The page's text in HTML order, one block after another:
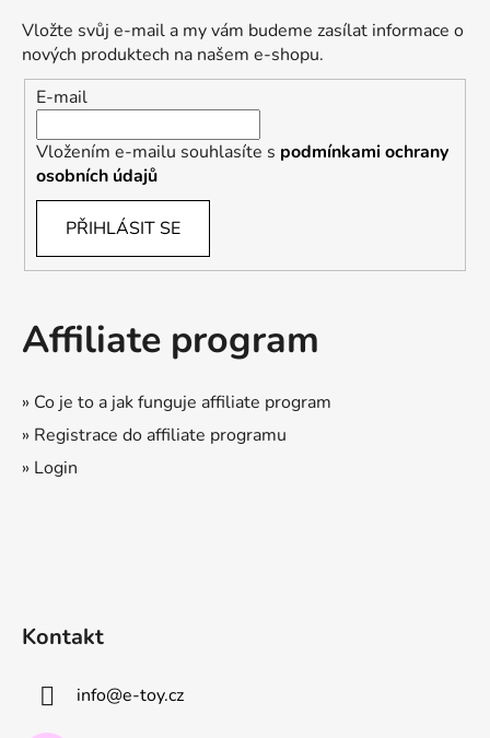
Vložte svůj e-mail a my vám budeme zasílat informace o
nových produktech na našem e-shopu.
E-mail
Vložením e-mailu souhlasíte s podmínkami ochrany
osobních údajů
PŘIHLÁSIT SE
Affiliate program
» Co je to a jak funguje affiliate program
» Registrace do affiliate programu
» Login
Kontakt
info@e-toy.cz